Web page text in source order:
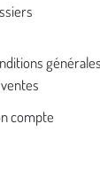
générales
compte